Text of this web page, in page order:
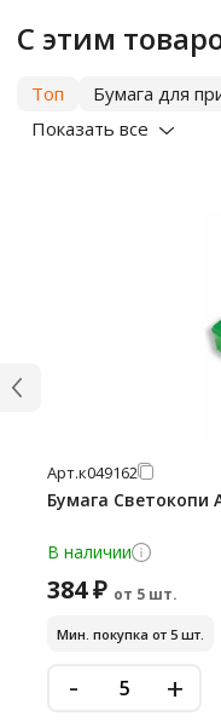
С этим
Топ Бумага для
Показать все
Арт.к049162
Бумага Светокопи
В наличии
384 ₽ от 5 шт.
Мин. покупка от 5 шт.
- +